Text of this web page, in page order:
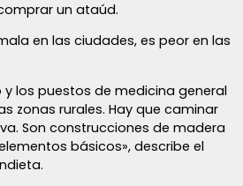
un ataúd.
en las ciudades, es peor en las
y los puestos de medicina general
zonas rurales. Hay que caminar
Son construcciones de madera
básicos», describe el